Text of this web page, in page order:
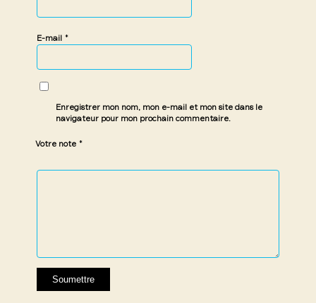
E-mail *
Enregistrer mon nom, mon e-mail et mon site dans le
navigateur pour mon prochain commentaire.
Votre note *
1 étoile
2 étoiles
3 étoiles
4 étoiles
5 étoiles